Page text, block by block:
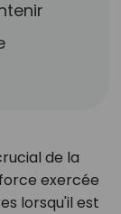
de la
exercée
lorsqu'il est